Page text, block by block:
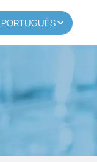
PORTUGUÊS
Español